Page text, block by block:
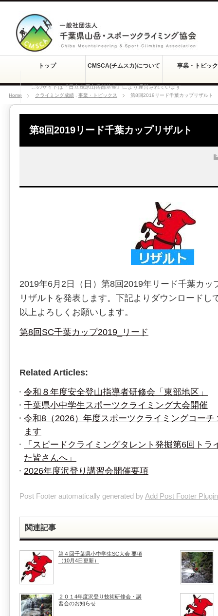
このサイトは『日立茂原山岳部基金』により運営されています
トップ CMSCA(チムスカ)について 事業・トピッ
Home クライミング成績 事業・トピックス 第8回2019リード千葉カップリザルト
第8回2019リード千葉カップリザルト
2019年6月2日（日）第8回2019年リード千葉カッ
リザルトを発表します。下記よりダウンロードし
以上よろしくお願いします。
第8回SC千葉カップ2019_リード
Related Articles:
令和８年度安全登山指導者研修会「東部地区」
千葉県小中学生スポーツクライミング大会開催
令和8（2026）年度スポーツクライミングコー
ます
「スピードクライミングタレント発掘第6回トラ
た皆さんへ」
2026年度沢登り講習会開催要項
Post Footer automatically generated by Add Post Footer Plugin
関連記事
第４回千葉県小中学生SC大会 要項
（10月4日更新）
２０１4年度沢登り技術研修会・講
習会のお知らせ